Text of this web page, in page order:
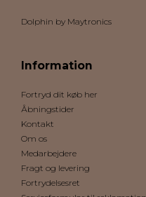
Dolphin by Maytronics
Information
Fortryd dit køb her
Åbningstider
Kontakt
Om os
Medarbejdere
Fragt og levering
Fortrydelsesret